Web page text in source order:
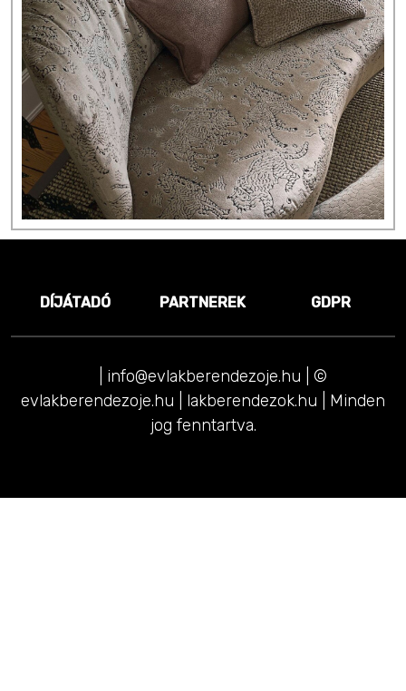
DÍJÁTADÓ PARTNEREK GDPR
info@evlakberendezoje.hu | ©
evlakberendezoje.hu | lakberendezok.hu | Minden
jog fenntartva.